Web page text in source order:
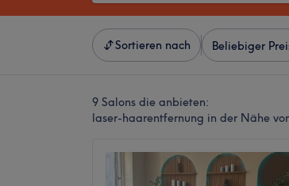
Sortieren nach Beliebiger
9 Salons die anbieten:
laser-haarentfernung in der Nähe